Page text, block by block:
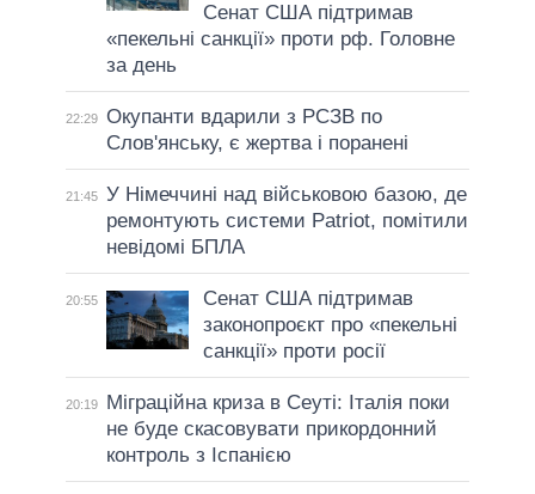
Сенат США підтримав
«пекельні санкції» проти рф. Головне
за день
22:29 Окупанти вдарили з РСЗВ по
Слов'янську, є жертва і поранені
21:45 У Німеччині над військовою базою, де
ремонтують системи Patriot, помітили
невідомі БПЛА
20:55
Сенат США підтримав
законопроєкт про «пекельні
санкції» проти росії
20:19
Міграційна криза в Сеуті: Італія поки
не буде скасовувати прикордонний
контроль з Іспанією